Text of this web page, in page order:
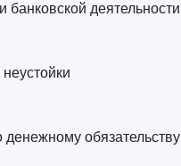
банковской деятельности
обязательству